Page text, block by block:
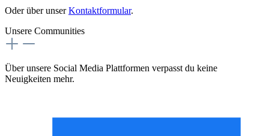
Oder über unserKontaktformular.
Unsere Communities
Über unsere Social Media Plattformen verpasst du keine
Neuigkeiten mehr.